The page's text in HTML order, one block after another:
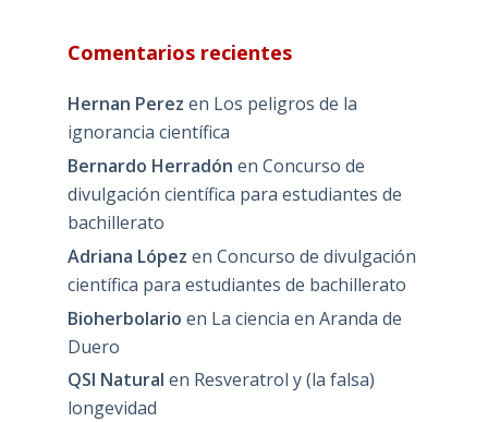
Comentarios recientes
Hernan Perez en Los peligros de la
ignorancia científica
Bernardo Herradón en Concurso de
divulgación científica para estudiantes de
bachillerato
Adriana López en Concurso de divulgación
científica para estudiantes de bachillerato
Bioherbolario en La ciencia en Aranda de
Duero
QSI Natural en Resveratrol y (la falsa)
longevidad